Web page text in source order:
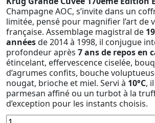
Champagne AOC, s’invite dans un
limitée, pensé pour magnifier l’art de
française. Assemblage magistral de
annéesde 2014 à 1998, il conjugue
profondeur après 7 ans de repos en
étincelant, effervescence ciselée,
d’agrumes confits, bouche
nougat, brioche et miel. Servi à 10°C,
parmesan affiné ou un turbot à la
d’exception pour les instants choisis.